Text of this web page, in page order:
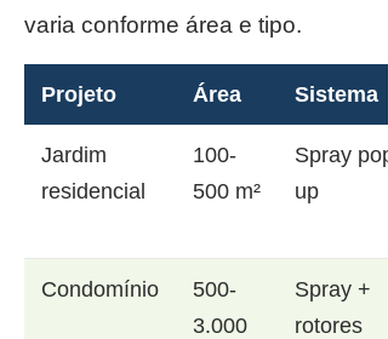
varia conforme área e tipo.
Projeto Área Sistema
Jardim
residencial
100-
500 m²
Spray pop-
up
Condomínio
500-
3.000
Spray +
rotores